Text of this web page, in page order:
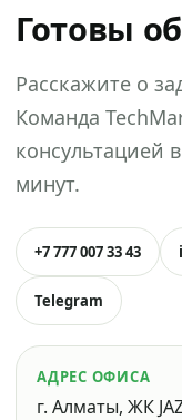
Готовы
Расскажите о
Команда
консультацией
минут.
+7 777 007 33 43
Telegram
АДРЕС ОФИСА
г. Алматы, ЖК